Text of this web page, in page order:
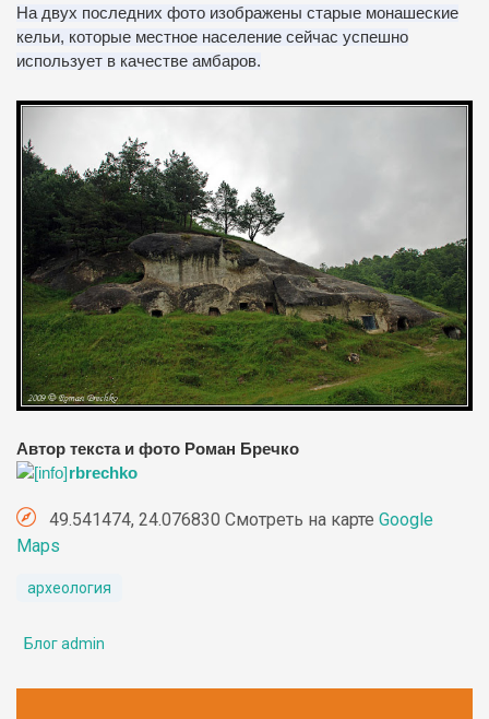
На двух последних фото изображены старые монашеские
кельи, которые местное население сейчас успешно
использует в качестве амбаров.
Автор текста и фото Роман Бречко
rbrechko
49.541474, 24.076830 Смотреть на карте Google
Maps
археология
Блог admin